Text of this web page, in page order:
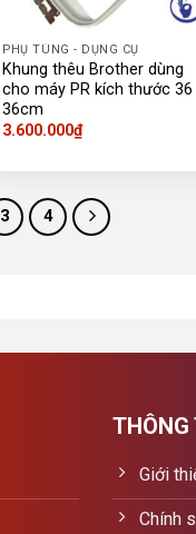
PHỤ TÙNG - DỤNG CỤ
Khung thêu Brother dùng
cho máy PR kích thước 36
36cm
3.600.000₫
3 4
THÔNG
Giới
Chính